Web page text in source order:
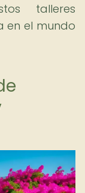
talleres
en el mundo